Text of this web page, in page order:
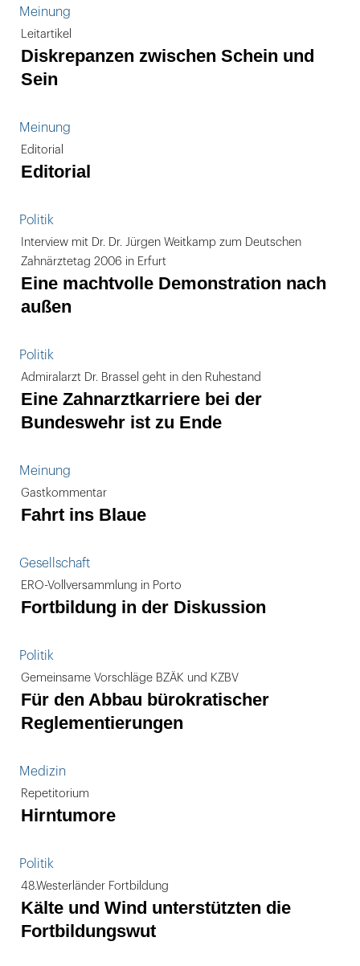
Meinung
Leitartikel
Diskrepanzen zwischen Schein und
Sein
Meinung
Editorial
Editorial
Politik
Interview mit Dr. Dr. Jürgen Weitkamp zum Deutschen
Zahnärztetag 2006 in Erfurt
Eine machtvolle Demonstration nach
außen
Politik
Admiralarzt Dr. Brassel geht in den Ruhestand
Eine Zahnarztkarriere bei der
Bundeswehr ist zu Ende
Meinung
Gastkommentar
Fahrt ins Blaue
Gesellschaft
ERO-Vollversammlung in Porto
Fortbildung in der Diskussion
Politik
Gemeinsame Vorschläge BZÄK und KZBV
Für den Abbau bürokratischer
Reglementierungen
Medizin
Repetitorium
Hirntumore
Politik
48.Westerländer Fortbildung
Kälte und Wind unterstützten die
Fortbildungswut